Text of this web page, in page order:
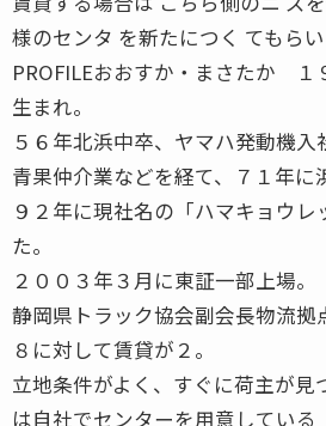
様のセンタ を新たにつく てもら
PROFILEおおすか・まさたか １
生まれ。
５６年北浜中卒、ヤマハ発動機入
青果仲介業などを経て、７１年に
９２年に現社名の「ハマキョウ
た。
２００３年３月に東証一部上場。
静岡県トラック協会副会長物流拠
８に対して賃貸が２。
立地条件がよく、すぐに荷主が見
は自社でセンターを用意している